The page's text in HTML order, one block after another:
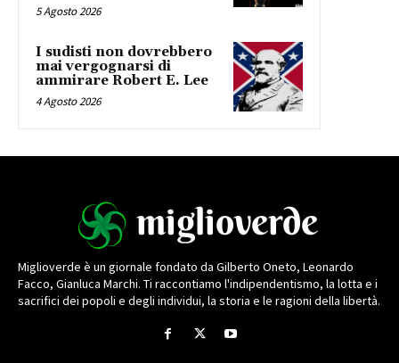
5 Agosto 2026
I sudisti non dovrebbero
mai vergognarsi di
ammirare Robert E. Lee
4 Agosto 2026
Miglioverde è un giornale fondato da Gilberto Oneto, Leonardo
Facco, Gianluca Marchi. Ti raccontiamo l'indipendentismo, la lotta e i
sacrifici dei popoli e degli individui, la storia e le ragioni della libertà.